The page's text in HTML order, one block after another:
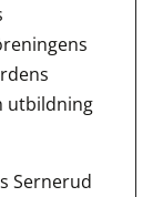
utbildning
Sernerud